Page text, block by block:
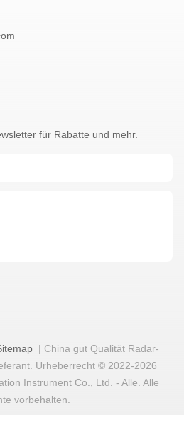
für Rabatte und mehr.
| China gut Qualität Radar-
Urheberrecht © 2022-2026
Instrument Co., Ltd. - Alle. Alle
vorbehalten.